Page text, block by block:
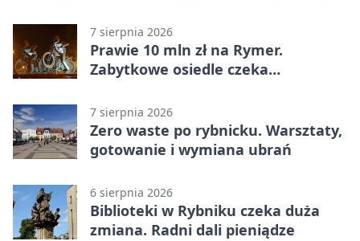
7 sierpnia 2026
Prawie 10 mln zł na Rymer.
Zabytkowe osiedle czeka
7 sierpnia 2026
Zero waste po rybnicku. Warsztaty,
gotowanie i wymiana ubrań
6 sierpnia 2026
Biblioteki w Rybniku czeka duża
zmiana. Radni dali pieniądze